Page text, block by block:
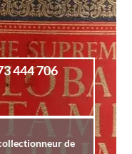
444 706
de